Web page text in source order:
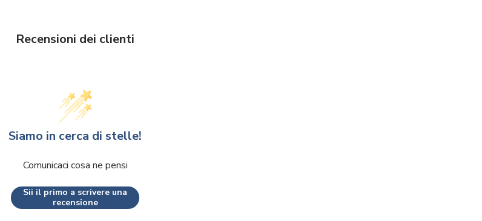
Recensioni dei clienti
Siamo in cerca di stelle!
Comunicaci cosa ne pensi
Sii il primo a scrivere una
recensione